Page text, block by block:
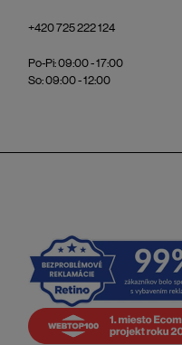
+420 725 222 124
Po-Pi: 09:00 - 17:00
So: 09:00 - 12:00